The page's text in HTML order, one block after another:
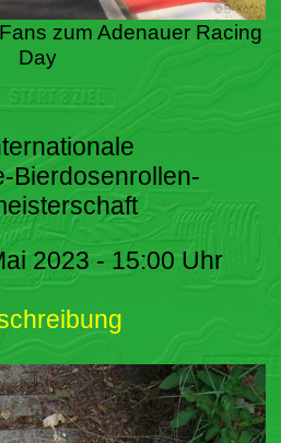
zum Adenauer Racing
Day
Bierdosenrollen-
2023 - 15:00 Uhr